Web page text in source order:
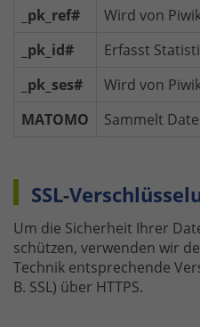
_pk_ref#
Wird von
_pk_id#
Erfasst
_pk_ses#
Wird von
MATOMO
Sammelt
SSL-
Um die Sicherheit Ihrer
schützen, verwenden wir
Technik entsprechende
B. SSL) über HTTPS.